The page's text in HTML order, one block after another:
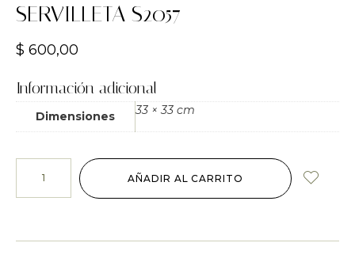
SERVILLETA S2057
$ 600,00
Información adicional
Dimensiones 33 × 33 cm
AÑADIR AL CARRITO